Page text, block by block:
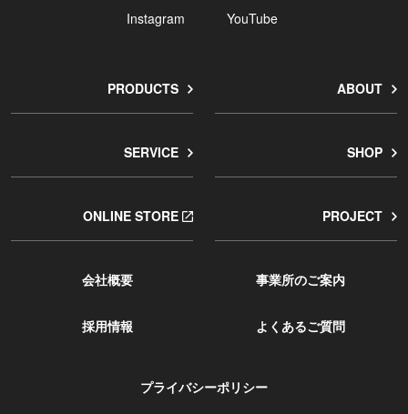
Instagram YouTube
PRODUCTS ABOUT
SERVICE SHOP
ONLINE STORE PROJECT
会社概要 事業所のご案内
採用情報 よくあるご質問
プライバシーポリシー